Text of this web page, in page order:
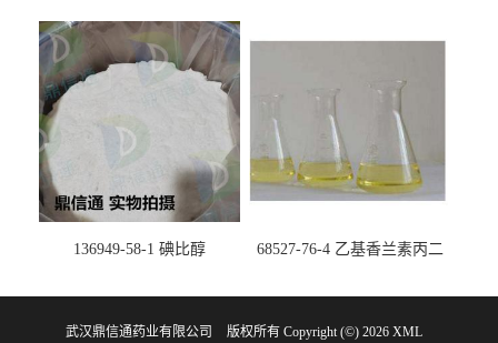
136949-58-1 碘比醇
68527-76-4 乙基香兰素丙二
剂 -香精香料 -鼎信通李杰
武汉鼎信通药业有限公司 版权所有 Copyright (©) 2026 XML